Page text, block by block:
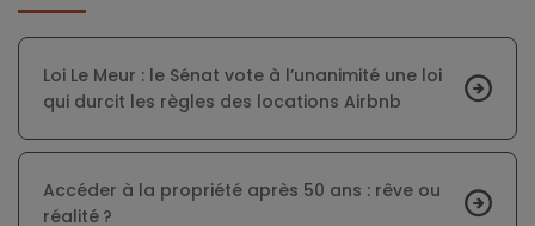
Loi Le Meur : le Sénat vote à l’unanimité une loi
qui durcit les règles des locations Airbnb
Accéder à la propriété après 50 ans : rêve ou
réalité ?